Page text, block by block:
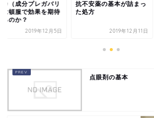
カ（成分プレガバリ
は頓服で効果を期待
るのか？
2019年12月5日
抗不安薬の基本が詰まっ
た処方
2019年12月11日
点眼剤の基本